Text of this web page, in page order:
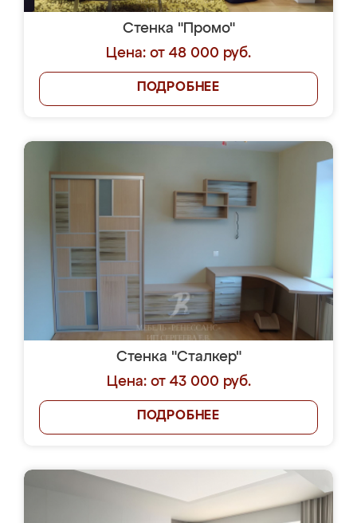
Стенка "Промо"
Цена: от 48 000 руб.
ПОДРОБНЕЕ
Стенка "Сталкер"
Цена: от 43 000 руб.
ПОДРОБНЕЕ